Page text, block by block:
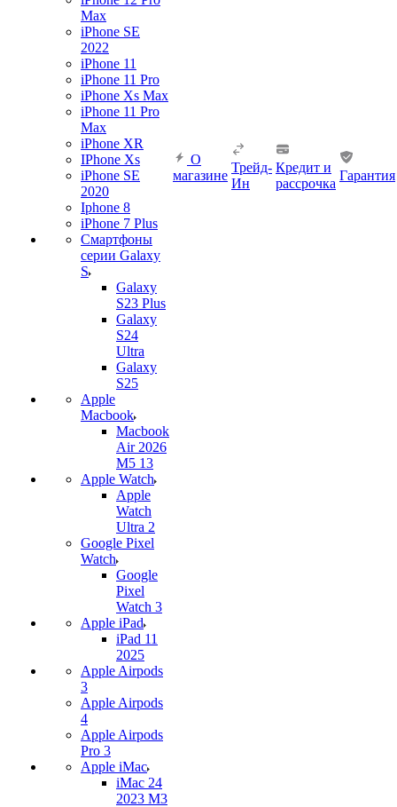
Max
iPhone SE
2022
iPhone 11
iPhone 11 Pro
iPhone Xs Max
iPhone 11 Pro
Max
iPhone XR
IPhone Xs
iPhone SE
2020
Iphone 8
iPhone 7 Plus
Смартфоны
серии Galaxy
S
Galaxy
S23 Plus
Galaxy
S24
Ultra
Galaxy
S25
Apple
Macbook
Macbook
Air 2026
M5 13
Apple Watch
Apple
Watch
Ultra 2
Google Pixel
Watch
Google
Pixel
Watch 3
Apple iPad
iPad 11
2025
Apple Airpods
3
Apple Airpods
4
Apple Airpods
Pro 3
Apple iMac
iMac 24
2023 M3
О
магазине
Трейд-
Ин
Кредит и
рассрочка
Гарантия